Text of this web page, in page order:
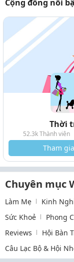
Cộng đồng nổi
Thời
52.3k Thành viên
Tham gia
Chuyên mục
Làm Mẹ Kinh
Sức Khoẻ
Phong
Reviews
Hội Bàn
Câu Lạc Bộ & Hội